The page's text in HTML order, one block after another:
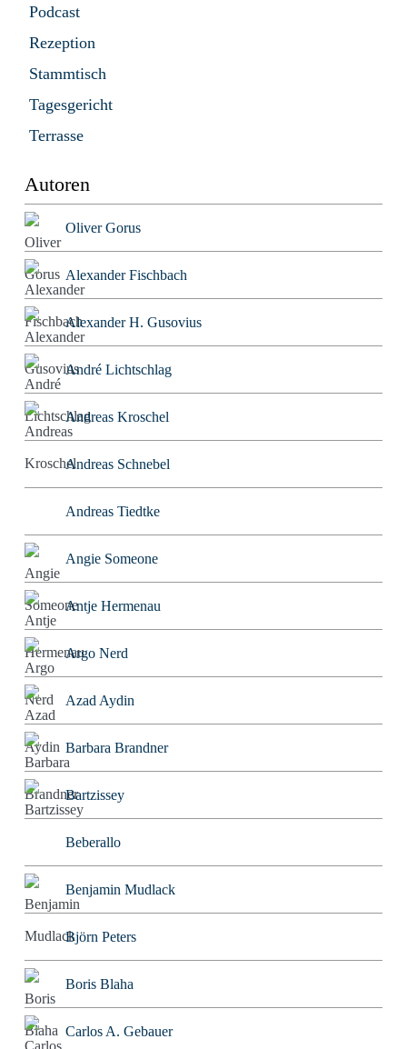
Podcast
Rezeption
Stammtisch
Tagesgericht
Terrasse
Autoren
Oliver Gorus
Alexander Fischbach
Alexander H. Gusovius
André Lichtschlag
Andreas Kroschel
Andreas Schnebel
Andreas Tiedtke
Angie Someone
Antje Hermenau
Argo Nerd
Azad Aydin
Barbara Brandner
Bartzissey
Beberallo
Benjamin Mudlack
Björn Peters
Boris Blaha
Carlos A. Gebauer